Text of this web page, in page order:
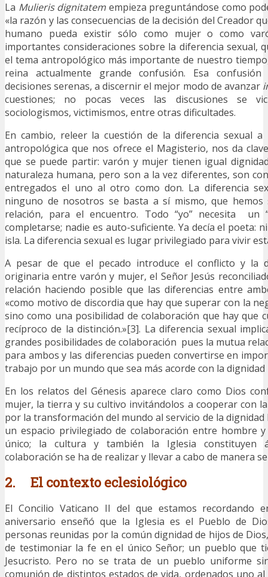
La Mulieris dignitatem empieza preguntándose como
«la razón y las consecuencias de la decisión del Creador
humano pueda existir sólo como mujer o como
importantes consideraciones sobre la diferencia sexual,
el tema antropológico más importante de nuestro
reina actualmente grande confusión. Esa
decisiones serenas, a discernir el mejor modo de avanzar
cuestiones; no pocas veces las discusiones se
sociologismos, victimismos, entre otras dificultades.
En cambio, releer la cuestión de la diferencia sexual
antropológica que nos ofrece el Magisterio, nos da
que se puede partir: varón y mujer tienen igual
naturaleza humana, pero son a la vez diferentes, son
entregados el uno al otro como don. La diferencia
ninguno de nosotros se basta a sí mismo, que hemos
relación, para el encuentro. Todo “yo” necesita un
completarse; nadie es auto-suficiente. Ya decía el poeta:
isla. La diferencia sexual es lugar privilegiado para vivir
A pesar de que el pecado introduce el conflicto y la
originaria entre varón y mujer, el Señor Jesús
relación haciendo posible que las diferencias entre
«como motivo de discordia que hay que superar con la
sino como una posibilidad de colaboración que hay que
recíproco de la distinción.»[3]. La diferencia sexual
grandes posibilidades de colaboración pues la mutua
para ambos y las diferencias pueden convertirse en
trabajo por un mundo que sea más acorde con la dignidad
En los relatos del Génesis aparece claro como Dios
mujer, la tierra y su cultivo invitándolos a cooperar con
por la transformación del mundo al servicio de la dignidad
un espacio privilegiado de colaboración entre hombre
único; la cultura y también la Iglesia constituyen
colaboración se ha de realizar y llevar a cabo de manera
2. El contexto eclesiológico
El Concilio Vaticano II del que estamos recordando
aniversario enseñó que la Iglesia es el Pueblo de
personas reunidas por la común dignidad de hijos de
de testimoniar la fe en el único Señor; un pueblo que
Jesucristo. Pero no se trata de un pueblo uniforme
comunión de distintos estados de vida, ordenados uno